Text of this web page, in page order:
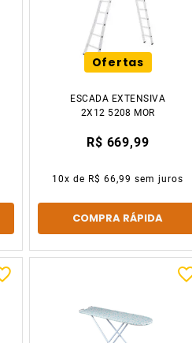
Ofertas
ESCADA EXTENSIVA
2X12 5208 MOR
R$ 669,99
10x de R$ 66,99 sem juros
COMPRA RÁPIDA